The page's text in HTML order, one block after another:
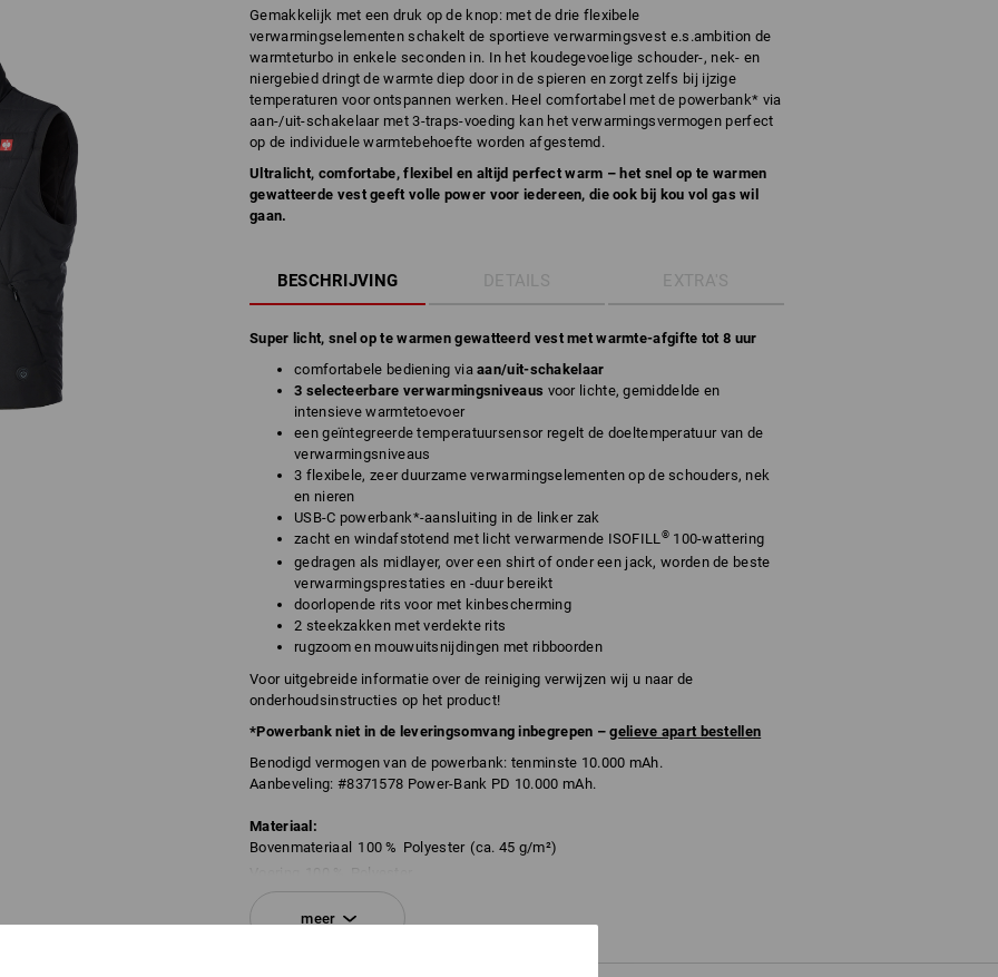
Gemakkelijk met een druk op de knop: met de drie flexibele
verwarmingselementen schakelt de sportieve verwarmingsvest e.s.ambition de
warmteturbo in enkele seconden in. In het koudegevoelige schouder-, nek- en
niergebied dringt de warmte diep door in de spieren en zorgt zelfs bij ijzige
temperaturen voor ontspannen werken. Heel comfortabel met de powerbank* via
aan-/uit-schakelaar met 3-traps-voeding kan het verwarmingsvermogen perfect
op de individuele warmtebehoefte worden afgestemd.
Ultralicht, comfortabe, flexibel en altijd perfect warm – het snel op te warmen
gewatteerde vest geeft volle power voor iedereen, die ook bij kou vol gas wil
gaan.
BESCHRIJVING DETAILS EXTRA'S
Super licht, snel op te warmen gewatteerd vest met warmte-afgifte tot 8 uur
comfortabele bediening viaaan/uit-schakelaar
3 selecteerbare verwarmingsniveaus voor lichte, gemiddelde en
intensieve warmtetoevoer
een geïntegreerde temperatuursensor regelt de doeltemperatuur van de
verwarmingsniveaus
3 flexibele, zeer duurzame verwarmingselementen op de schouders, nek
en nieren
USB-C powerbank*-aansluiting in de linker zak
zacht en windafstotend met licht verwarmende ISOFILL®100-wattering
gedragen als midlayer, over een shirt of onder een jack, worden de beste
verwarmingsprestaties en -duur bereikt
doorlopende rits voor met kinbescherming
2 steekzakken met verdekte rits
rugzoom en mouwuitsnijdingen met ribboorden
Voor uitgebreide informatie over de reiniging verwijzen wij u naar de
onderhoudsinstructies op het product!
*Powerbank niet in de leveringsomvang inbegrepen –gelieve apart bestellen
Benodigd vermogen van de powerbank: tenminste 10.000 mAh.
Aanbeveling: #8371578 Power-Bank PD 10.000 mAh.
Materiaal:
Bovenmateriaal 100 % Polyester (ca. 45 g/m²)
Polyester
Vulling
Polyester
Niet bleken
meer